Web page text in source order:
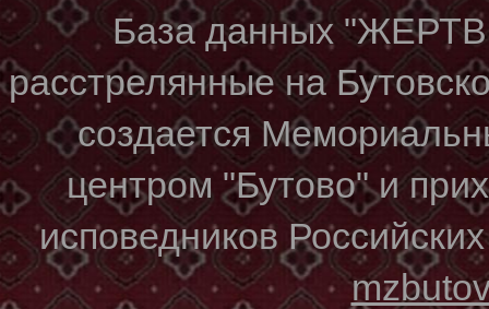
База данных
расстрелянные на
создается
центром "Бутово" и
исповедников